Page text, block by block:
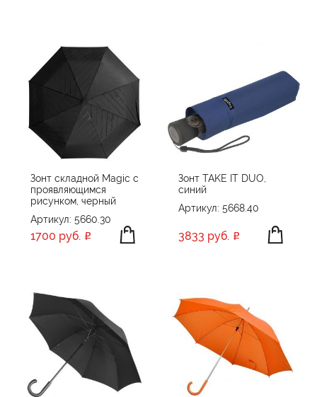
Зонт складной Magic с
проявляющимся
рисунком, черный
Артикул: 5660.30
1700 руб.
Зонт TAKE IT DUO,
синий
Артикул: 5668.40
3833 руб.